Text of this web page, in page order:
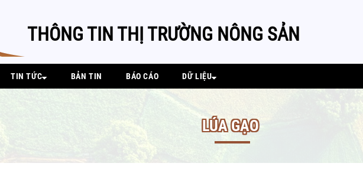
THÔNG TIN THỊ TRƯỜNG NÔNG SẢN
TIN TỨC BẢN TIN BÁO CÁO DỮ LIỆU
LÚA GẠO